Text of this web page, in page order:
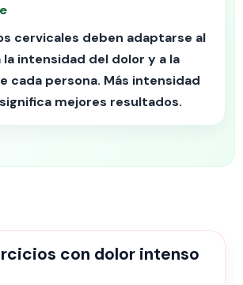
cervicales deben adaptarse al
intensidad del dolor y a la
cada persona. Más intensidad
mejores resultados.
con dolor intenso